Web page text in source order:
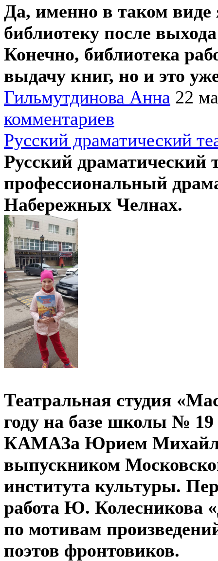
Да, именно в таком
библиотеку после
Конечно, библиотека
выдачу книг, но и это
Гильмутдинова Анна 22
комментариев
Русский драматический
Русский
профессиональный
Набережных Челнах.
Театральная студия
году на базе школы № 19
КАМАЗа Юрием
выпускником
института культуры.
работа Ю. Колесникова
по мотивам
поэтов фронтовиков.